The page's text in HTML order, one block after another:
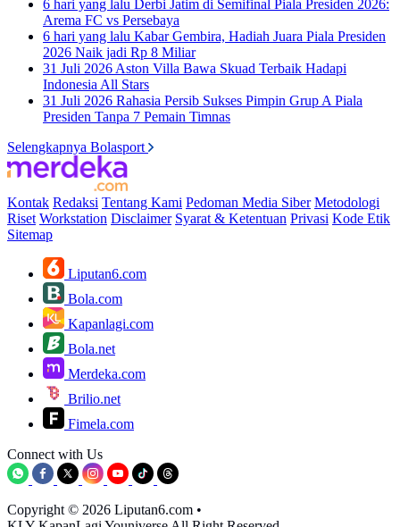
6 hari yang lalu Derbi Jatim di Semifinal Piala Presiden 2026:
Arema FC vs Persebaya
6 hari yang lalu Kabar Gembira, Hadiah Juara Piala Presiden
2026 Naik jadi Rp 8 Miliar
31 Juli 2026 Aston Villa Bawa Skuad Terbaik Hadapi
Indonesia All Stars
31 Juli 2026 Rahasia Persib Sukses Pimpin Grup A Piala
Presiden Tanpa 7 Pemain Timnas
Selengkapnya Bolasport
Kontak Redaksi Tentang Kami Pedoman Media Siber Metodologi
Riset Workstation Disclaimer Syarat & Ketentuan Privasi Kode Etik
Sitemap
Liputan6.com
Bola.com
Kapanlagi.com
Bola.net
Merdeka.com
Brilio.net
Fimela.com
Connect with Us
Copyright © 2026 Liputan6.com •